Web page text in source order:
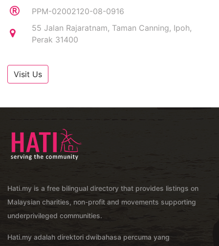
PPM-02002120-08-0916
55 Jalan Rajaratnam, Taman Canning, Ipoh,
Perak 31400
Visit Us
Hati.my is a free bilingual directory that provides listings on
Malaysian charities, non-profit and movements supporting
underprivileged communities.
Hati.my adalah direktori dwibahasa percuma yang